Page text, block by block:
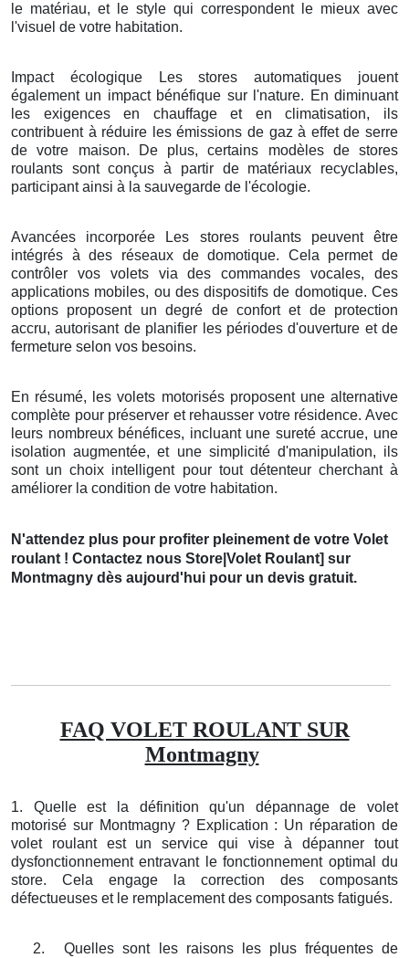
le matériau, et le style qui correspondent le mieux avec
l'visuel de votre habitation.
Impact écologique Les stores automatiques jouent
également un impact bénéfique sur l'nature. En diminuant
les exigences en chauffage et en climatisation, ils
contribuent à réduire les émissions de gaz à effet de serre
de votre maison. De plus, certains modèles de stores
roulants sont conçus à partir de matériaux recyclables,
participant ainsi à la sauvegarde de l'écologie.
Avancées incorporée Les stores roulants peuvent être
intégrés à des réseaux de domotique. Cela permet de
contrôler vos volets via des commandes vocales, des
applications mobiles, ou des dispositifs de domotique. Ces
options proposent un degré de confort et de protection
accru, autorisant de planifier les périodes d'ouverture et de
fermeture selon vos besoins.
En résumé, les volets motorisés proposent une alternative
complète pour préserver et rehausser votre résidence. Avec
leurs nombreux bénéfices, incluant une sureté accrue, une
isolation augmentée, et une simplicité d'manipulation, ils
sont un choix intelligent pour tout détenteur cherchant à
améliorer la condition de votre habitation.
N'attendez plus pour profiter pleinement de votre Volet
roulant ! Contactez nous Store|Volet Roulant] sur
Montmagny dès aujourd'hui pour un devis gratuit.
FAQ VOLET ROULANT SUR
Montmagny
1. Quelle est la définition qu'un dépannage de volet
motorisé sur Montmagny ? Explication : Un réparation de
volet roulant est un service qui vise à dépanner tout
dysfonctionnement entravant le fonctionnement optimal du
store. Cela engage la correction des composants
défectueuses et le remplacement des composants fatigués.
2.
Quelles sont les raisons les plus fréquentes de